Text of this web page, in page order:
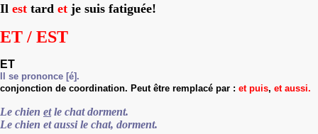
Il est tard et je suis fatiguée!
ET / EST
ET
Il se prononce [é].
conjonction de coordination. Peut être remplacé par : et puis, et aussi.
Le chien etle chat dorment.
Le chien et aussi le chat, dorment.